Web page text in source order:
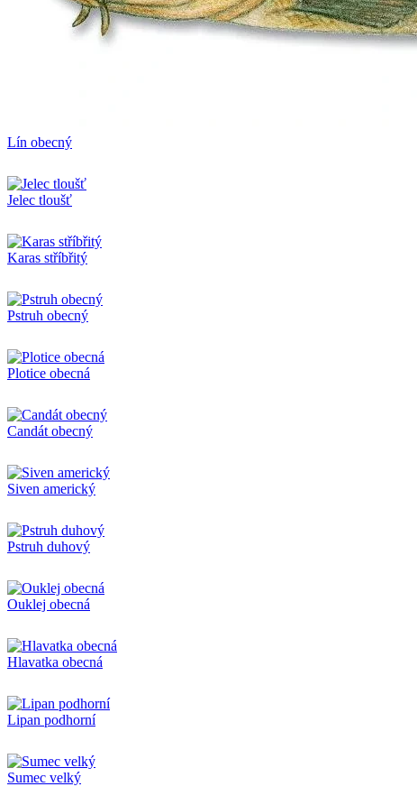
Lín obecný
Jelec tloušť
Karas stříbřitý
Pstruh obecný
Plotice obecná
Candát obecný
Siven americký
Pstruh duhový
Ouklej obecná
Hlavatka obecná
Lipan podhorní
Sumec velký